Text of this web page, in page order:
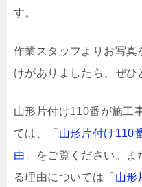
す。
作業スタッフよりお写真
けがありましたら、ぜひ
山形片付け110番が施工
ては、「 山形片付け110
由 」をご覧ください。
る理由については「 山形